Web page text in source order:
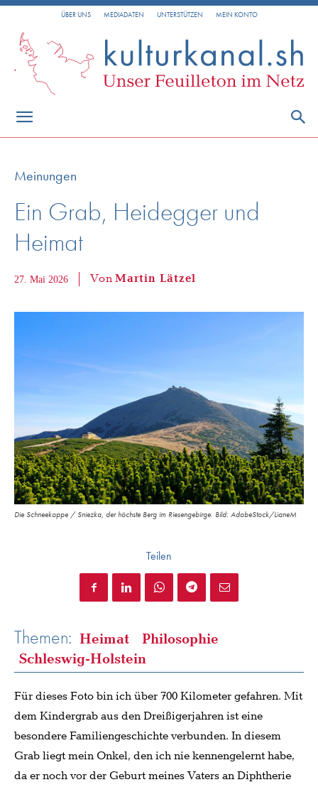
ÜBER UNS MEDIADATEN UNTERSTÜTZEN MEIN KONTO
Meinungen
Ein Grab, Heidegger und
Heimat
27. Mai 2026 VonMartin Lätzel
Die Schneekoppe / Sniezka, der höchste Berg im Riesengebirge. Bild: AdobeStock/LianeM
Teilen
Themen: Heimat
Philosophie
Schleswig-Holstein
Für dieses Foto bin ich über 700 Kilometer gefahren. Mit
dem Kindergrab aus den Dreißigerjahren ist eine
besondere Familiengeschichte verbunden. In diesem
Grab liegt mein Onkel, den ich nie kennengelernt habe,
da er noch vor der Geburt meines Vaters an Diphtherie